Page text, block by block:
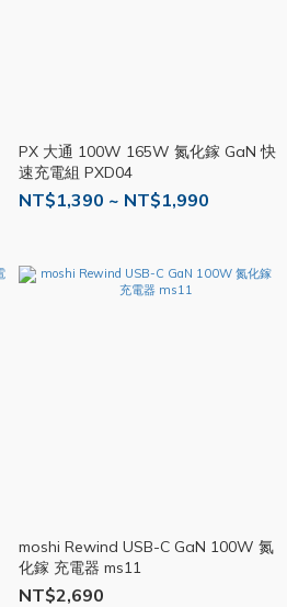
PX 大通 100W 165W 氮化鎵 GaN 快
速充電組 PXD04
NT$1,390 ~ NT$1,990
moshi Rewind USB-C GaN 100W 氮
化鎵 充電器 ms11
NT$2,690